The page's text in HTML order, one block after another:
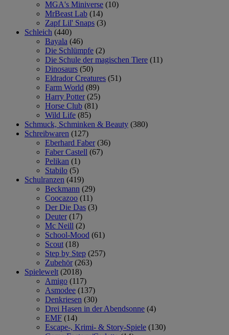
MGA's Miniverse (10)
MrBeast Lab (14)
Zapf Lil' Snaps (3)
Schleich (440)
Bayala (46)
Die Schlümpfe (2)
Die Schule der magischen Tiere (11)
Dinosaurs (50)
Eldrador Creatures (51)
Farm World (89)
Harry Potter (25)
Horse Club (81)
Wild Life (85)
Schmuck, Schminken & Beauty (380)
Schreibwaren (127)
Eberhard Faber (36)
Faber Castell (67)
Pelikan (1)
Stabilo (5)
Schulranzen (419)
Beckmann (29)
Coocazoo (11)
Der Die Das (3)
Deuter (17)
Mc Neill (2)
School-Mood (61)
Scout (18)
Step by Step (257)
Zubehör (263)
Spielewelt (2018)
Amigo (117)
Asmodee (137)
Denkriesen (30)
Drei Hasen in der Abendsonne (4)
EMF (14)
Escape-, Krimi- & Story-Spiele (130)